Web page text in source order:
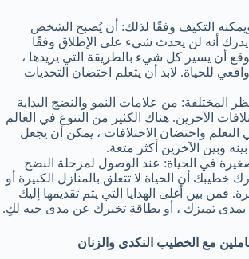
التكيف وفقًا لذلك: أن يُصبح الشخص
يدرك أنه لن يحدث شيء على الإطلاق وفقًا
أن يسير كل شيء بالطريقة التي يريدها ،
للحياة. لابد أن يتعلم احتضان التحديات
المختلفة: من علامات النمو والنضج البداية
الآخرين. هناك الكثير من التنوع في العالم
التعلم واحتضان الاختلافات ، يمكن أن يجعل
وبين الآخرين أكثر متعة.
في الحياة: عند الوصول لمرحلة النضج
خطيبك أن الحياة لا تتعلق بالمنازل الكبيرة أو
فمن بين أغلى الهدايا التي يتم تقديمها إليك
تميزك ، أو بطاقة تخبرك عن مدى حبه لكِ.
مع الخطيب النكدى والزنان